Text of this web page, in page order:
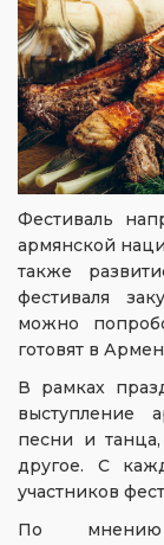
Фестиваль
армянской
также
фестиваля
можно
готовят в
В рамках
выступление
песни и
другое. С
участников
По мнению